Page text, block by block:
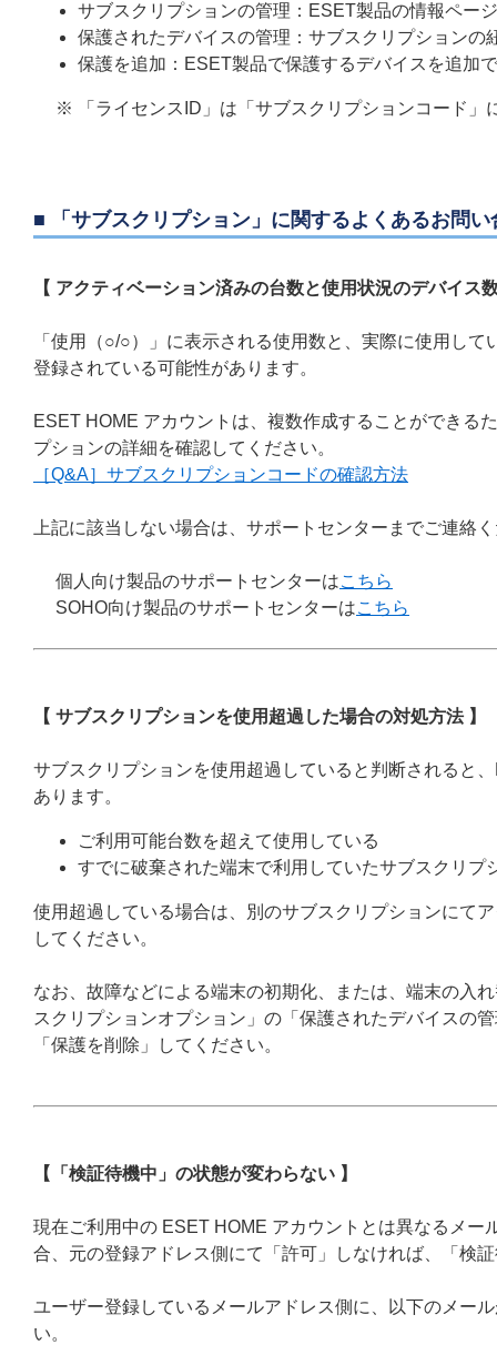
サブスクリプションの管理：ESET製品の情報ペー
保護されたデバイスの管理：サブスクリプションの
保護を追加：ESET製品で保護するデバイスを追加
※ 「ライセンスID」は「サブスクリプションコード」
■ 「サブスクリプション」に関するよくあるお問い
【 アクティベーション済みの台数と使用状況のデバイス
「使用（○/○）」に表示される使用数と、実際に使用し
登録されている可能性があります。
ESET HOME アカウントは、複数作成することができる
プションの詳細を確認してください。
［Q&A］サブスクリプションコードの確認方法
上記に該当しない場合は、サポートセンターまでご連絡
個人向け製品のサポートセンターはこちら
SOHO向け製品のサポートセンターはこちら
【 サブスクリプションを使用超過した場合の対処方法 】
サブスクリプションを使用超過していると判断されると
あります。
ご利用可能台数を超えて使用している
すでに破棄された端末で利用していたサブスクリプ
使用超過している場合は、別のサブスクリプションにて
してください。
なお、故障などによる端末の初期化、または、端末の入
スクリプションオプション」の「保護されたデバイスの
「保護を削除」してください。
【「検証待機中」の状態が変わらない 】
現在ご利用中の ESET HOME アカウントとは異なるメ
合、元の登録アドレス側にて「許可」しなければ、「検
ユーザー登録しているメールアドレス側に、以下のメー
い。